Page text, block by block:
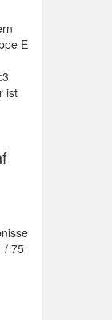
E
ist
/ 75